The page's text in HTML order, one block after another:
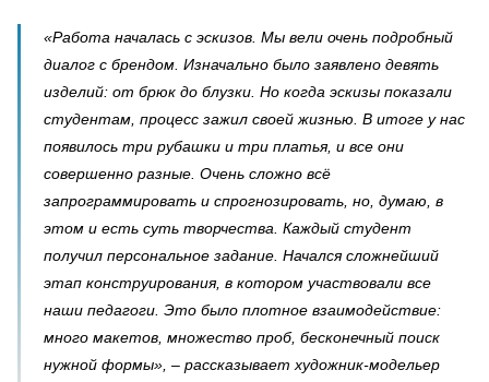
«Работа началась с эскизов. Мы вели очень подробный
диалог с брендом. Изначально было заявлено девять
изделий: от брюк до блузки. Но когда эскизы показали
студентам, процесс зажил своей жизнью. В итоге у нас
появилось три рубашки и три платья, и все они
совершенно разные. Очень сложно всё
запрограммировать и спрогнозировать, но, думаю, в
этом и есть суть творчества. Каждый студент
получил персональное задание. Начался сложнейший
этап конструирования, в котором участвовали все
наши педагоги. Это было плотное взаимодействие:
много макетов, множество проб, бесконечный поиск
нужной формы», – рассказывает художник-модельер